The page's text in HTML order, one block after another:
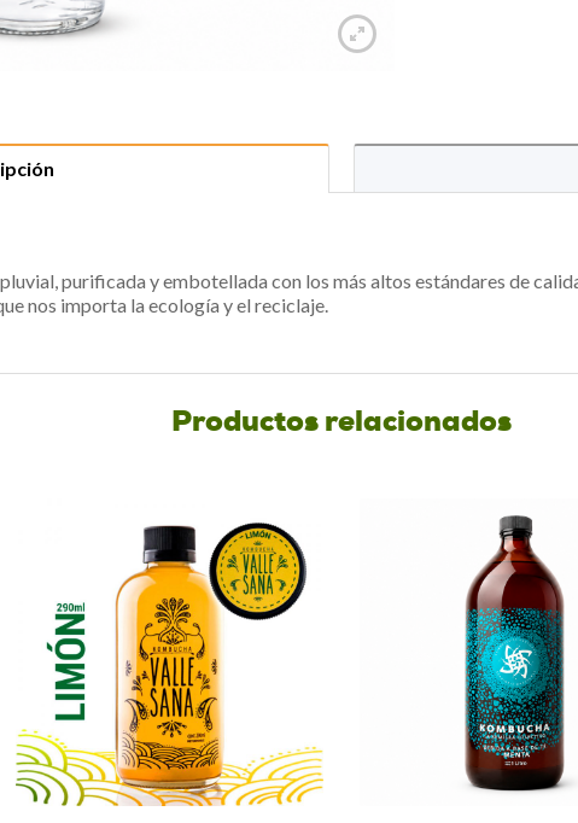
purificada y embotellada con los más altos estándares de
nos importa la ecología y el reciclaje.
Productos relacionados